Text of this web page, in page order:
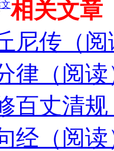
相关文章
尼传（
律（阅读
百丈清
经（阅读